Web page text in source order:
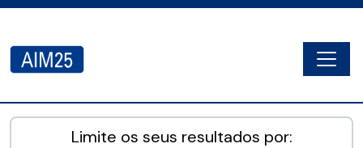
AIM25 - AtoM 2.8.2
Limite os seus resultados por: